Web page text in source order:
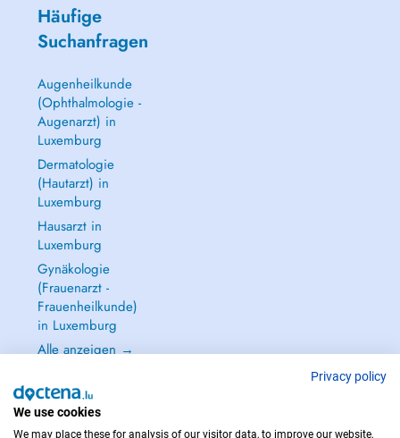
Häufige
Suchanfragen
Augenheilkunde
(Ophthalmologie -
Augenarzt) in
Luxemburg
Dermatologie
(Hautarzt) in
Luxemburg
Hausarzt in
Luxemburg
Gynäkologie
(Frauenarzt -
Frauenheilkunde)
in Luxemburg
Alle anzeigen →
Privacy policy
We use cookies
We may place these for analysis of our visitor data, to improve our website,